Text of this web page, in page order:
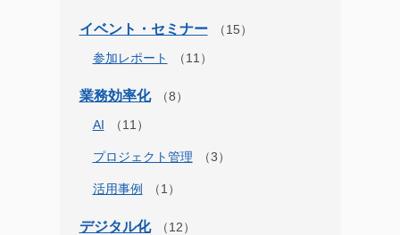
イベント・セミナー
参加レポート
業務効率化
AI
プロジェクト管理
活用事例
デジタル化